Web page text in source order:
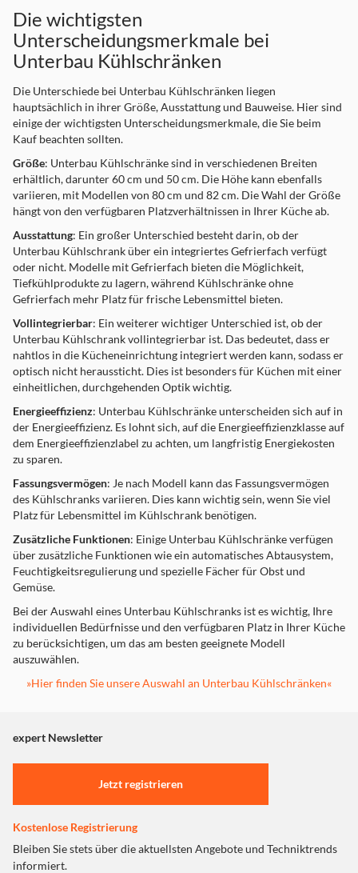
Die wichtigsten
Unterscheidungsmerkmale bei
Unterbau Kühlschränken
Die Unterschiede bei Unterbau Kühlschränken liegen
hauptsächlich in ihrer Größe, Ausstattung und Bauweise. Hier sind
einige der wichtigsten Unterscheidungsmerkmale, die Sie beim
Kauf beachten sollten.
Größe: Unterbau Kühlschränke sind in verschiedenen Breiten
erhältlich, darunter 60 cm und 50 cm. Die Höhe kann ebenfalls
variieren, mit Modellen von 80 cm und 82 cm. Die Wahl der Größe
hängt von den verfügbaren Platzverhältnissen in Ihrer Küche ab.
Ausstattung: Ein großer Unterschied besteht darin, ob der
Unterbau Kühlschrank über ein integriertes Gefrierfach verfügt
oder nicht. Modelle mit Gefrierfach bieten die Möglichkeit,
Tiefkühlprodukte zu lagern, während Kühlschränke ohne
Gefrierfach mehr Platz für frische Lebensmittel bieten.
Vollintegrierbar: Ein weiterer wichtiger Unterschied ist, ob der
Unterbau Kühlschrank vollintegrierbar ist. Das bedeutet, dass er
nahtlos in die Kücheneinrichtung integriert werden kann, sodass er
optisch nicht heraussticht. Dies ist besonders für Küchen mit einer
einheitlichen, durchgehenden Optik wichtig.
Energieeffizienz: Unterbau Kühlschränke unterscheiden sich auf in
der Energieeffizienz. Es lohnt sich, auf die Energieeffizienzklasse auf
dem Energieeffizienzlabel zu achten, um langfristig Energiekosten
zu sparen.
Fassungsvermögen: Je nach Modell kann das Fassungsvermögen
des Kühlschranks variieren. Dies kann wichtig sein, wenn Sie viel
Platz für Lebensmittel im Kühlschrank benötigen.
Zusätzliche Funktionen: Einige Unterbau Kühlschränke verfügen
über zusätzliche Funktionen wie ein automatisches Abtausystem,
Feuchtigkeitsregulierung und spezielle Fächer für Obst und
Gemüse.
Bei der Auswahl eines Unterbau Kühlschranks ist es wichtig, Ihre
individuellen Bedürfnisse und den verfügbaren Platz in Ihrer Küche
zu berücksichtigen, um das am besten geeignete Modell
auszuwählen.
»Hier finden Sie unsere Auswahl an Unterbau Kühlschränken«
expert Newsletter
Jetzt registrieren
Kostenlose Registrierung
Bleiben Sie stets über die aktuellsten Angebote und Techniktrends
informiert.